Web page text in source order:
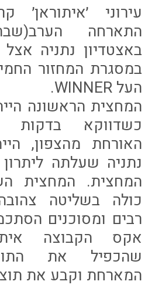
עירוני ׳איתוראן׳
באצטדיון נתניה
במסגרת המחזור
העל WINNER.
המחצית הראשונה
כשדווקא בדקות
האורחת מהצפון,
נתניה שעלתה
המחצית. המחצית
כולה בשליטה
רבים ומסוכנים
אקס הקבוצה
שהכפיל את
המארחת וקבע את